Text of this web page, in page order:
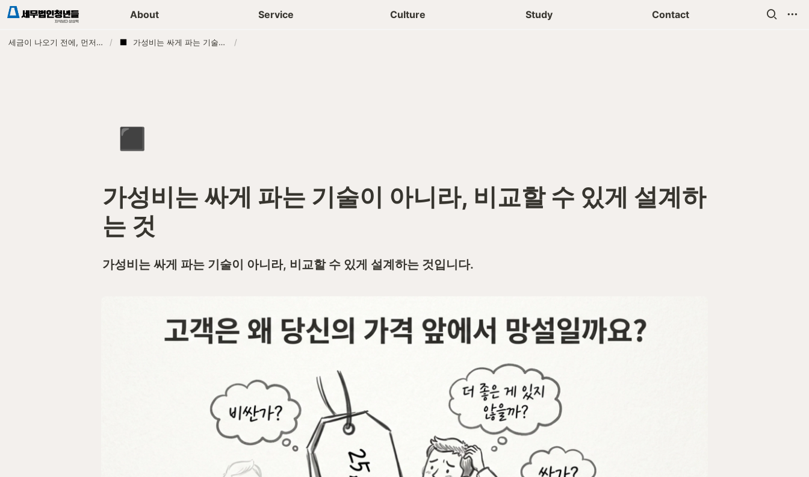
About Service Culture Study Contact
세금이 나오기 전에, 먼저 연락하는 세무법인 / 가성비는 싸게 파는 기술이 아니라, 비교할 수 있게 설계하는 것 /
세무가이드 콘텐츠 기장상담신청 청년들 일상
◾
가성비는 싸게 파는 기술이 아니라, 비교할 수 있게 설계하
는 것
가성비는 싸게 파는 기술이 아니라, 비교할 수 있게 설계하는 것입니다.